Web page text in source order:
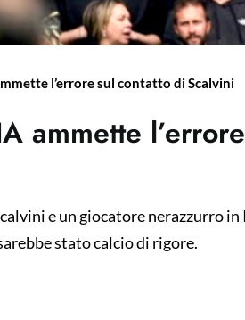
l’errore sul contatto di Scalvini
ammette
e un giocatore nerazzurro
stato calcio di rigore.